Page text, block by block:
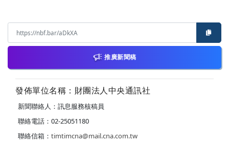
推廣新聞稿
發佈單位名稱：財團法人中央通訊社
新聞聯絡人：訊息服務核稿員
聯絡電話：02-25051180
聯絡信箱： timtimcna@mail.cna.com.tw